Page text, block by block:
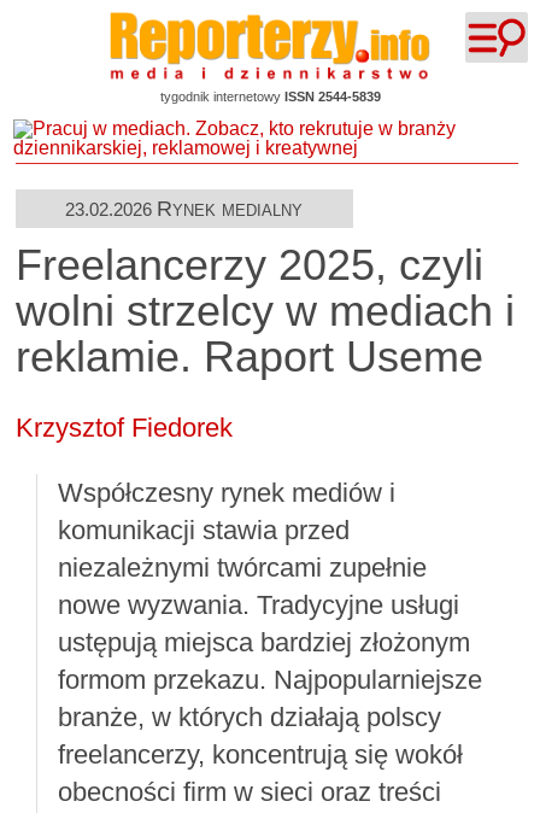
tygodnik internetowy ISSN 2544-5839
23.02.2026 Rynek medialny
Freelancerzy 2025, czyli
wolni strzelcy w mediach i
reklamie. Raport Useme
Krzysztof Fiedorek
Współczesny rynek mediów i
komunikacji stawia przed
niezależnymi twórcami zupełnie
nowe wyzwania. Tradycyjne usługi
ustępują miejsca bardziej złożonym
formom przekazu. Najpopularniejsze
branże, w których działają polscy
freelancerzy, koncentrują się wokół
obecności firm w sieci oraz treści